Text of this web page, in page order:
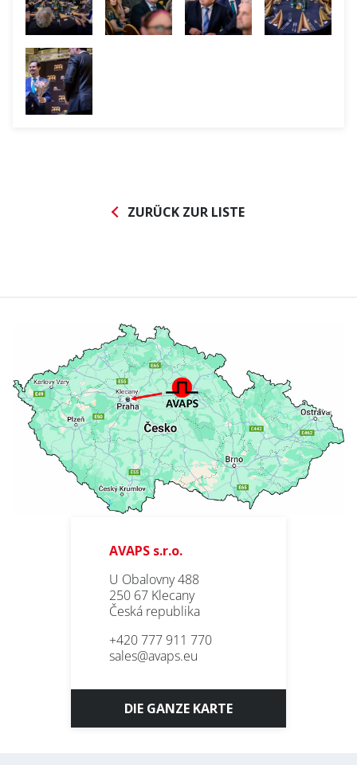
PRODUKTE
REFERENZEN
BLECHBEARBEITUNG
ZURÜCK ZUR LISTE
AVAPS s.r.o.
U Obalovny 488
250 67 Klecany
Česká republika
+420 777 911 770
sales@avaps.eu
DIE GANZE KARTE
Abonnieren Sie den
AVAPS-Newsletter
E-mail *
Vorname